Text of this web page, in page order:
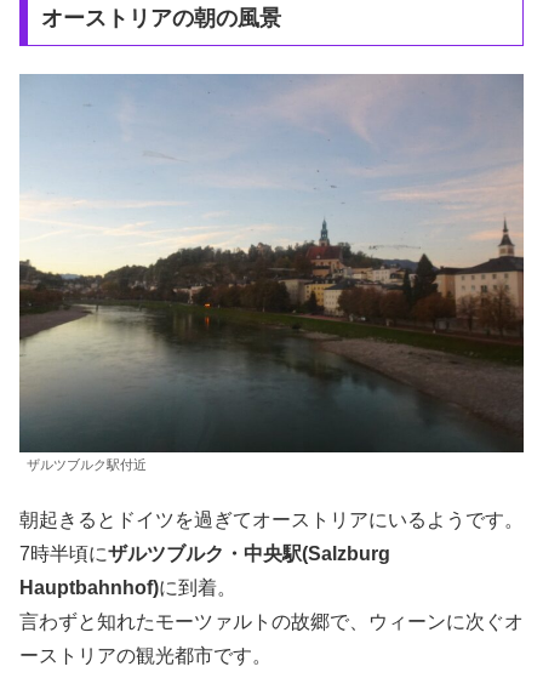
オーストリアの朝の風景
ザルツブルク駅付近
朝起きるとドイツを過ぎてオーストリアにいるようです。
7時半頃にザルツブルク・中央駅(Salzburg
Hauptbahnhof)に到着。
言わずと知れたモーツァルトの故郷で、ウィーンに次ぐオ
ーストリアの観光都市です。